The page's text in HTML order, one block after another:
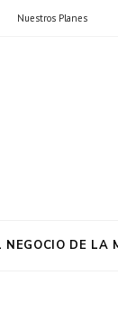
Nuestros Planes
NEGOCIO DE LA